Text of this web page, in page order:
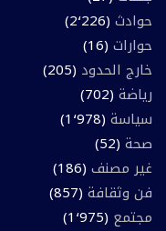
حوادث (2٬226)
حوارات (16)
خارج الحدود (205)
رياضة (702)
سياسة (1٬978)
صحة (52)
غير مصنف (186)
فن وثقافة (857)
مجتمع (1٬975)